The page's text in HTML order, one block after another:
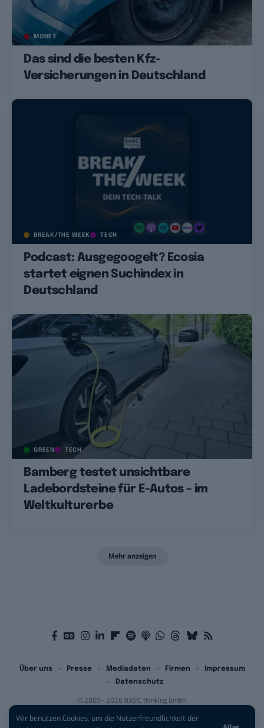
Wir benutzen Cookies, um die Nutzerfreundlichkeit der
MONEY
Das sind die besten Kfz-
Versicherungen in Deutschland
BREAK/THE WEEK TECH
Podcast: Ausgegoogelt? Ecosia
startet eignen Suchindex in
Deutschland
GREEN TECH
Bamberg testet unsichtbare
Ladebordsteine für E-Autos – im
Weltkulturerbe
Mehr anzeigen
© 2003 - 2026 BASIC thinking GmbH
Über uns Presse Mediadaten Firmen
Impressum
Datenschutz